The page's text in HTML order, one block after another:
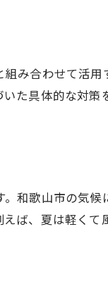
み合わせて活用
た具体的な対策
和歌山市の気候
ば、夏は軽くて